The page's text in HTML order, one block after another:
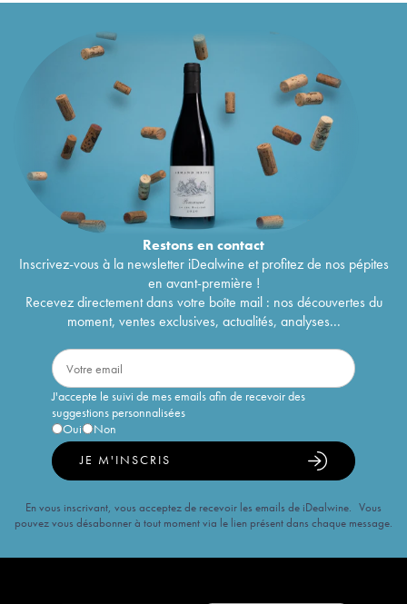
Restons encontact
Inscrivez-vous à la newsletter iDealwine et profitez de nos pépites
en avant-première !
Recevez directement dans votre boîte mail : nos découvertes du
moment, ventes exclusives, actualités, analyses...
J'accepte le suivi de mes emails afin de recevoir des
suggestions personnalisées
Oui
Non
JE M'INSCRIS
En vous inscrivant, vous acceptez de recevoir les emails de iDealwine. Vous
pouvez vous désabonner à tout moment via le lien présent dans chaque message.